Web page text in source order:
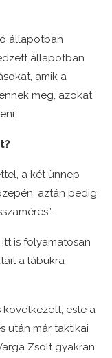
állapotban
állapotban
amik a
meg, azokat
a két ünnep
aztán pedig
is folyamatosan
a lábukra
este a
után már taktikai
Zsolt gyakran